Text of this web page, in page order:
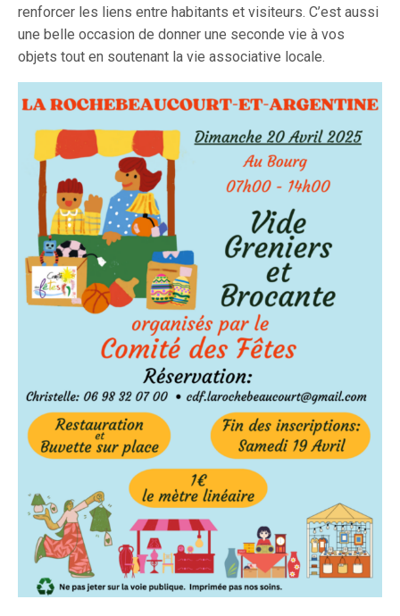
renforcer les liens entre habitants et visiteurs. C’est aussi
une belle occasion de donner une seconde vie à vos
objets tout en soutenant la vie associative locale.